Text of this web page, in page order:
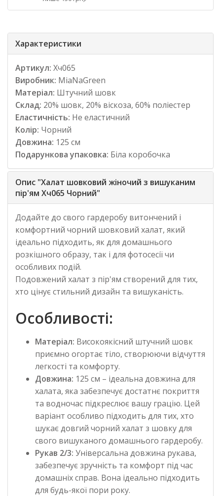
Характеристики
Артикул: Хч065
Виробник: MiaNaGreen
Матеріал: Штучний шовк
Склад: 20% шовк, 20% віскоза, 60% поліестер
Еластичність: Не еластичний
Колір: Чорний
Довжина: 125 см
Подарункова упаковка: Біла коробочка
Опис "Халат шовковий жіночий з вишуканим
пір'ям Хч065 Чорний"
Додайте до свого гардеробу витончений і
комфортний чорний шовковий халат, який
ідеально підходить, як для домашнього
розкішного образу, так і для фотосесії чи
особливих подій.
Подовжений халат з пір'ям створений для тих,
хто цінує стильний дизайн та вишуканість.
Особливості:
Матеріал: Високоякісний штучний шовк
приємно огортає тіло, створюючи відчуття
легкості та комфорту.
Довжина: 125 см – ідеальна довжина для
халата, яка забезпечує достатнє покриття
та водночас підкреслює вашу грацію. Цей
варіант особливо підходить для тих, хто
шукає довгий чорний халат з шовку для
свого вишуканого домашнього гардеробу.
Рукав 2/3: Універсальна довжина рукава,
забезпечує зручність та комфорт під час
домашніх справ. Вона ідеально підходить
для будь-якої пори року.